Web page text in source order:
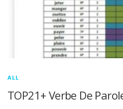
ALL
TOP21+ Verbe De